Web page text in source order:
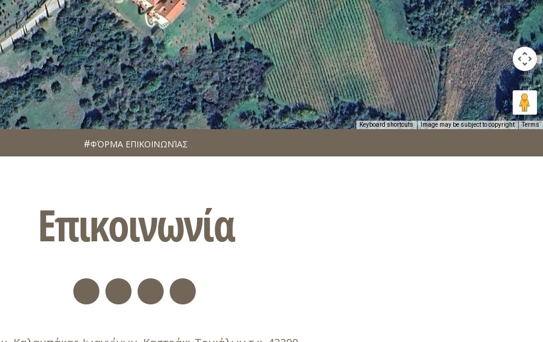
Keyboard shortcuts Image may be subject to copyright Terms
ΦΌΡΜΑ ΕΠΙΚΟΙΝΩΝΊΑΣ
Επικοινωνία